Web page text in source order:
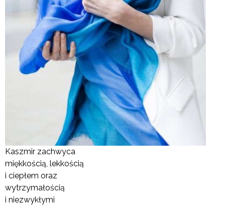
Kaszmir zachwyca
miękkością, lekkością
i ciepłem oraz
wytrzymałością
i niezwykłymi